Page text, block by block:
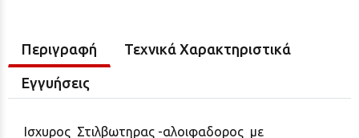
Περιγραφή Τεχνικά Χαρακτηριστικά
Εγγυήσεις
Ισχυρος Στιλβωτηρας -αλοιφαδορος με